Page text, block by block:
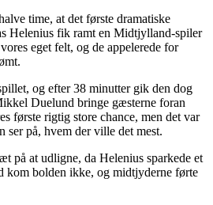
time, at det første dramatiske
Helenius fik ramt en Midtjylland-spiler
eget felt, og de appelerede for
og efter 38 minutter gik den dog
Duelund bringe gæsterne foran
første rigtig store chance, men det var
på, hvem der ville det mest.
på at udligne, da Helenius sparkede et
kom bolden ikke, og midtjyderne førte